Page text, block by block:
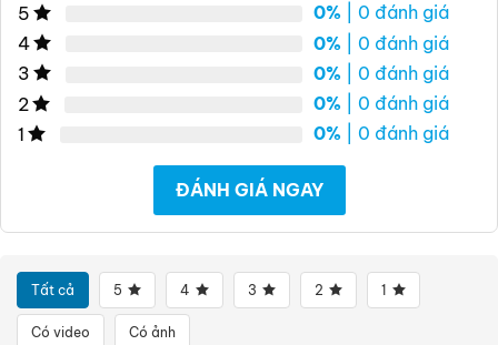
5 0% | 0 đánh giá
4
0% | 0 đánh giá
3
0% | 0 đánh giá
2
0% | 0 đánh giá
1
0% | 0 đánh giá
ĐÁNH GIÁ NGAY
Tất cả 5 4 3 2 1
Có video Có ảnh